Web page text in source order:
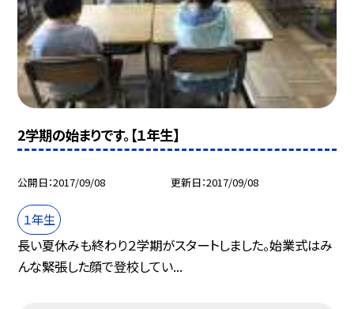
2学期の始まりです。【１年生】
公開日 2017/09/08 更新日 2017/09/08
１年生
長い夏休みも終わり２学期がスタートしました。始業式はみ
んな緊張した顔で登校してい...